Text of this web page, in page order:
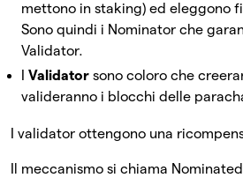
mettono in staking) ed eleggono
Sono quindi i Nominator che
Validator.
Validator sono coloro che
valideranno i blocchi delle
I validator ottengono una
Il meccanismo si chiama